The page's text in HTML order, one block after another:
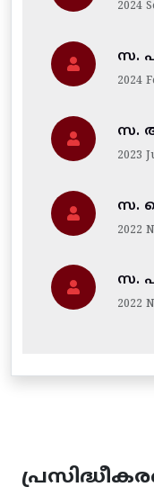
2024
സ.
2024
സ.
2023
സ.
2022
സ.
2022